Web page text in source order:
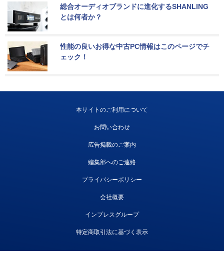
総合オーディオブランドに進化するSHANLING
とは何者か？
性能の良いお得な中古PC情報はこのページでチ
ェック！
本サイトのご利用について
お問い合わせ
広告掲載のご案内
編集部へのご連絡
プライバシーポリシー
会社概要
インプレスグループ
特定商取引法に基づく表示